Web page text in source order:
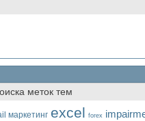
меток тем
маркетинг excel forex